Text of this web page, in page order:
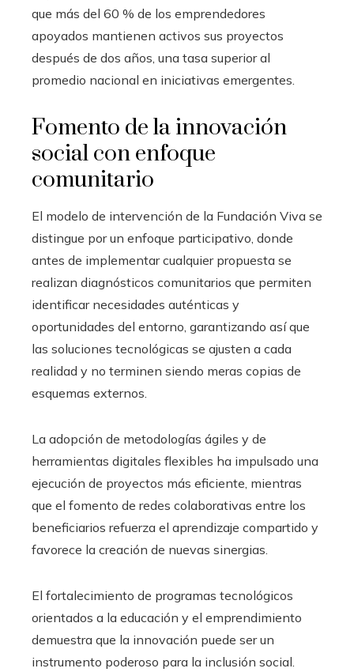
que más del 60 % de los emprendedores
apoyados mantienen activos sus proyectos
después de dos años, una tasa superior al
promedio nacional en iniciativas emergentes.
Fomento de la innovación
social con enfoque
comunitario
El modelo de intervención de la Fundación Viva se
distingue por un enfoque participativo, donde
antes de implementar cualquier propuesta se
realizan diagnósticos comunitarios que permiten
identificar necesidades auténticas y
oportunidades del entorno, garantizando así que
las soluciones tecnológicas se ajusten a cada
realidad y no terminen siendo meras copias de
esquemas externos.
La adopción de metodologías ágiles y de
herramientas digitales flexibles ha impulsado una
ejecución de proyectos más eficiente, mientras
que el fomento de redes colaborativas entre los
beneficiarios refuerza el aprendizaje compartido y
favorece la creación de nuevas sinergias.
El fortalecimiento de programas tecnológicos
orientados a la educación y el emprendimiento
demuestra que la innovación puede ser un
instrumento poderoso para la inclusión social.